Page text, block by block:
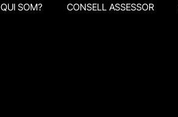
QUI SOM? CONSELL ASSESSOR